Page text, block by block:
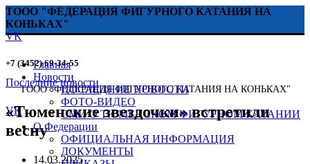
ТООО "ФЕДЕРАЦИЯ ФИГУРНОГО КАТАНИЯ НА
КОНЬКАХ"
VK
+7 (3452) 69-34-55
ТООО "ФЕДЕРАЦИЯ ФИГУРНОГО КАТАНИЯ НА КОНЬКАХ"
VK
Главная
Новости
ПОСЛЕДНИЕ НОВОСТИ
ФОТО-ВИДЕО
СМИ О ТЮМЕНСКОМ ФИГУРНОМ КАТАНИИ
О Федерации
ОФИЦИАЛЬНАЯ ИНФОРМАЦИЯ
ДОКУМЕНТЫ
Последние новости
«Тюменские звездочки» встретили
весну
14.03.2025